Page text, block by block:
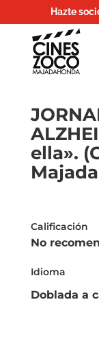
Hazte
ella».
Calificación
No
Idioma
Doblada a